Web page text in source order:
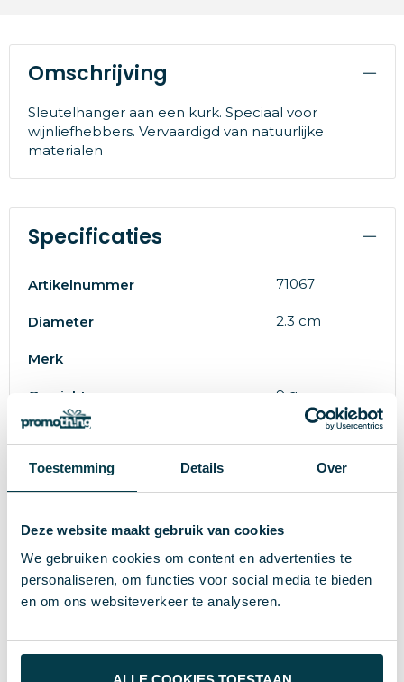
Toestemming Details Over
Deze website maakt gebruik van cookies
We gebruiken cookies om content en advertenties te
personaliseren, om functies voor social media te bieden
en om ons websiteverkeer te analyseren.
Omschrijving
Sleutelhanger aan een kurk. Speciaal voor
wijnliefhebbers. Vervaardigd van natuurlijke
materialen
Specificaties
Artikelnummer 71067
Diameter 2.3 cm
Merk
Gewicht 9 g
Maat
Materiaal
Wat anderen bekijken
Custom